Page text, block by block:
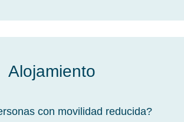
Alojamiento
con movilidad reducida?